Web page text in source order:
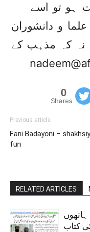
ہو تو اسے
و دانشوران
کہ مذہب کے
0
Shares
Previous article
Fani Badayoni –
fun
RELATED ARTICLES
کتاب